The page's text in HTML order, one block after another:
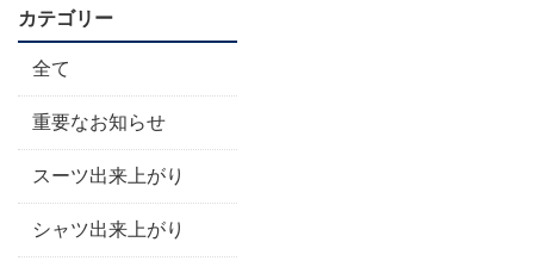
カテゴリー
全て
重要なお知らせ
スーツ出来上がり
シャツ出来上がり